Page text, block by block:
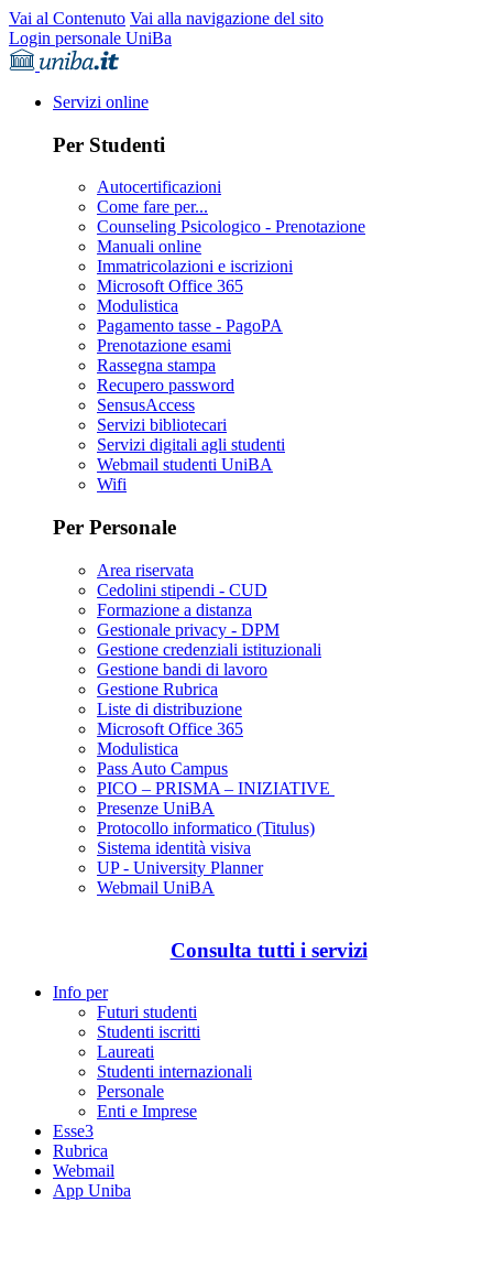
Vai al Contenuto Vai alla navigazione del sito
Login personale UniBa
Servizi online
Per Studenti
Autocertificazioni
Come fare per...
Counseling Psicologico - Prenotazione
Manuali online
Immatricolazioni e iscrizioni
Microsoft Office 365
Modulistica
Pagamento tasse - PagoPA
Prenotazione esami
Rassegna stampa
Recupero password
SensusAccess
Servizi bibliotecari
Servizi digitali agli studenti
Webmail studenti UniBA
Wifi
Per Personale
Area riservata
Cedolini stipendi - CUD
Formazione a distanza
Gestionale privacy - DPM
Gestione credenziali istituzionali
Gestione bandi di lavoro
Gestione Rubrica
Liste di distribuzione
Microsoft Office 365
Modulistica
Pass Auto Campus
PICO – PRISMA – INIZIATIVE
Presenze UniBA
Protocollo informatico (Titulus)
Sistema identità visiva
UP - University Planner
Webmail UniBA
Consulta tutti i servizi
Info per
Futuri studenti
Studenti iscritti
Laureati
Studenti internazionali
Personale
Enti e Imprese
Esse3
Rubrica
Webmail
App Uniba